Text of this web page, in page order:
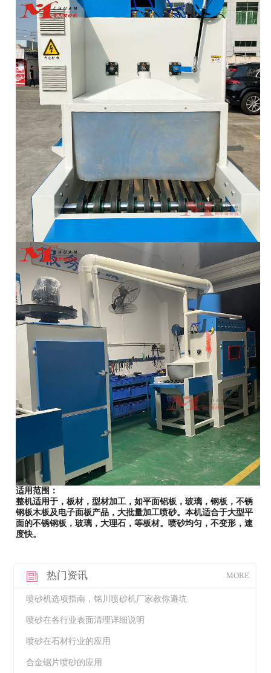
适用范围：
整机适用于，板材，型材加工，如平面铝板，玻璃，钢板，不锈
钢板木板及电子面板产品，大批量加工喷砂。本机适合于大型平
面的不锈钢板，玻璃，大理石，等板材。喷砂均匀，不变形，速
度快。
热门资讯 MORE
喷砂机选项指南，铭川喷砂机厂家教你避坑
喷砂在各行业表面清理详细说明
喷砂在石材行业的应用
合金锯片喷砂的应用